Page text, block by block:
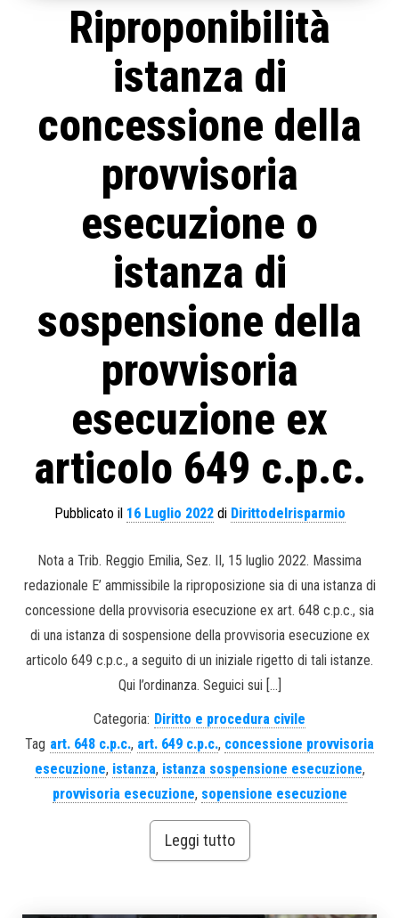
Riproponibilità
istanza di
concessione della
provvisoria
esecuzione o
istanza di
sospensione della
provvisoria
esecuzione ex
articolo 649 c.p.c.
Pubblicato il 16 Luglio 2022di Dirittodelrisparmio
Nota a Trib. Reggio Emilia, Sez. II, 15 luglio 2022. Massima
redazionale E’ ammissibile la riproposizione sia di una istanza di
concessione della provvisoria esecuzione ex art. 648 c.p.c., sia
di una istanza di sospensione della provvisoria esecuzione ex
articolo 649 c.p.c., a seguito di un iniziale rigetto di tali istanze.
Qui l’ordinanza. Seguici sui […]
Categoria: Diritto e procedura civile
Tag art. 648 c.p.c., art. 649 c.p.c., concessione provvisoria
esecuzione, istanza, istanza sospensione esecuzione,
provvisoria esecuzione, sopensione esecuzione
Leggi tutto